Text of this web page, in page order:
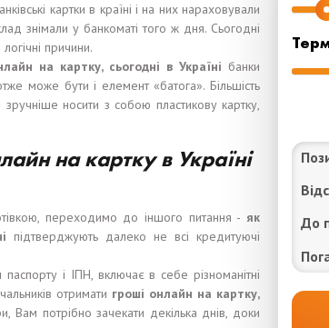
До
картки в країні і на них нараховували
знімали у банкоматі того ж дня. Сьогодні
причини.
на картку, сьогодні в Україні банки
може бути і елемент «батога». Більшість
зручніше носити з собою пластикову картку,
на картку в Україні
переходимо до іншого питання - як
підтверджують далеко не всі кредитуючі
і ІПН, включає в себе різноманітні
отримати гроші онлайн на картку,
Вам потрібно зачекати декілька днів, доки